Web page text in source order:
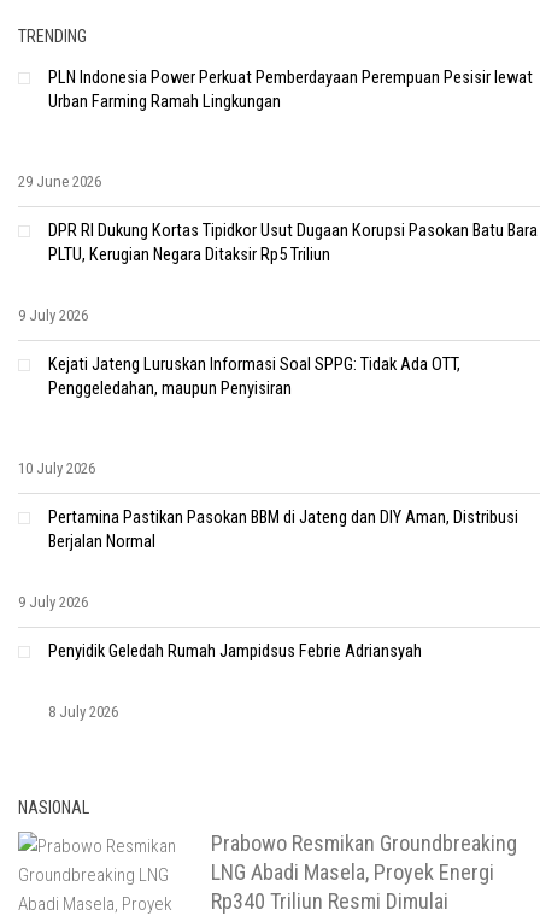
TRENDING
PLN Indonesia Power Perkuat Pemberdayaan Perempuan Pesisir lewat
Urban Farming Ramah Lingkungan
29 June 2026
DPR RI Dukung Kortas Tipidkor Usut Dugaan Korupsi Pasokan Batu Bara
PLTU, Kerugian Negara Ditaksir Rp5 Triliun
9 July 2026
Kejati Jateng Luruskan Informasi Soal SPPG: Tidak Ada OTT,
Penggeledahan, maupun Penyisiran
10 July 2026
Pertamina Pastikan Pasokan BBM di Jateng dan DIY Aman, Distribusi
Berjalan Normal
9 July 2026
Penyidik Geledah Rumah Jampidsus Febrie Adriansyah
8 July 2026
NASIONAL
Prabowo Resmikan Groundbreaking
LNG Abadi Masela, Proyek Energi
Rp340 Triliun Resmi Dimulai